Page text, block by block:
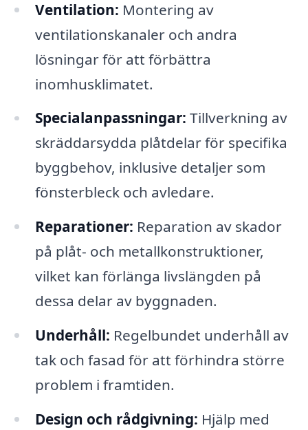
Ventilation: Montering av
ventilationskanaler och andra
lösningar för att förbättra
inomhusklimatet.
Specialanpassningar: Tillverkning av
skräddarsydda plåtdelar för specifika
byggbehov, inklusive detaljer som
fönsterbleck och avledare.
Reparationer: Reparation av skador
på plåt- och metallkonstruktioner,
vilket kan förlänga livslängden på
dessa delar av byggnaden.
Underhåll: Regelbundet underhåll av
tak och fasad för att förhindra större
problem i framtiden.
Design och rådgivning: Hjälp med